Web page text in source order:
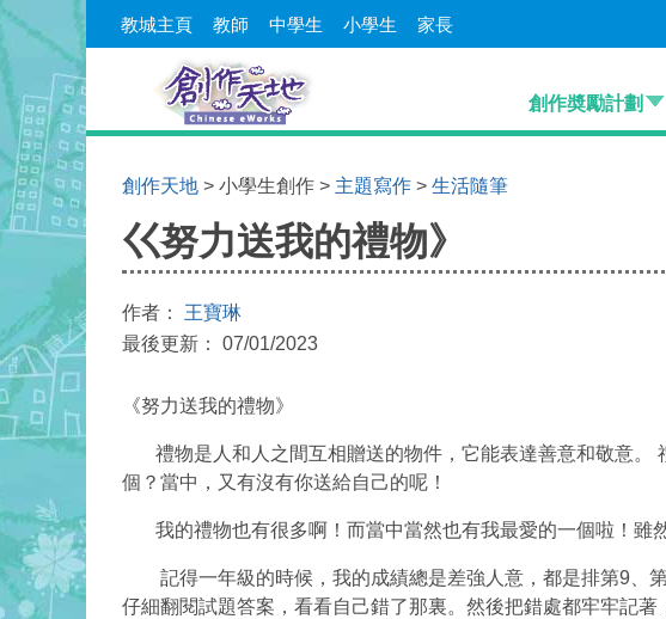
教城主頁 教師 中學生 小學生 家長
創作奬勵計劃
創作天地 > 小學生創作 > 主題寫作 > 生活隨筆
巜努力送我的禮物》
作者： 王寶琳
最後更新： 07/01/2023
《努力送我的禮物》
禮物是人和人之間互相贈送的物件 ，它能表達善意和敬意。
個？當中，又有沒有你送給自己的呢！
我的禮物也有很多啊！而當中當然也有我最愛的一個啦！雖
記得一年級的時候，我的成績總是差強人意，都是排第9、
仔細翻閱試題答案，看看自己錯了那裏。然後把錯處都牢牢記